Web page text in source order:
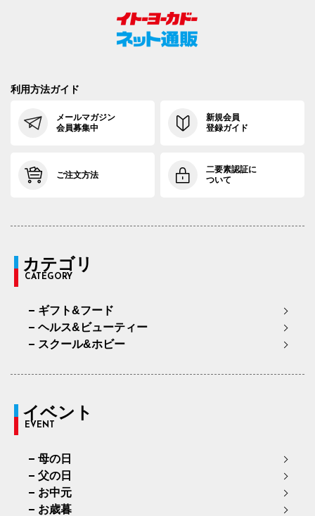
利用方法ガイド
メールマガジン
会員募集中
新規会員
登録ガイド
ご注文方法
二要素認証に
ついて
カテゴリ
CATEGORY
ギフト&フード
ヘルス&ビューティー
スクール&ホビー
イベント
EVENT
母の日
父の日
お中元
お歳暮